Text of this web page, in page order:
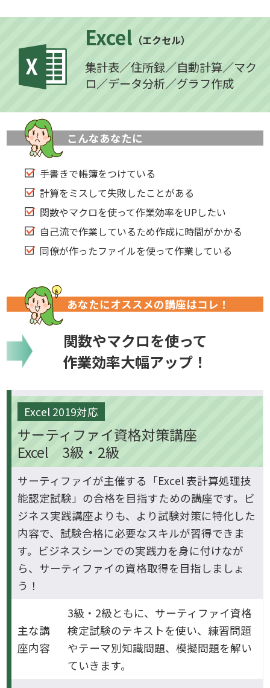
Excel （エクセル）
集計表／住所録／自動計算／マク
ロ／データ分析／グラフ作成
こんなあなたに
手書きで帳簿をつけている
計算をミスして失敗したことがある
関数やマクロを使って作業効率をUPしたい
自己流で作業しているため作成に時間がかかる
同僚が作ったファイルを使って作業している
あなたにオススメの講座はコレ！
関数やマクロを使って
作業効率大幅アップ！
Excel 2019対応
サーティファイ資格対策講座
Excel 3級・2級
サーティファイが主催する「Excel 表計算処理技
能認定試験」の合格を目指すための講座です。ビ
ジネス実践講座よりも、より試験対策に特化した
内容で、試験合格に必要なスキルが習得できま
す。ビジネスシーンでの実践力を身に付けなが
ら、サーティファイの資格取得を目指しましょ
う！
主な講
座内容
3級・2級ともに、サーティファイ資格
検定試験のテキストを使い、練習問題
やテーマ別知識問題、模擬問題を解い
ていきます。